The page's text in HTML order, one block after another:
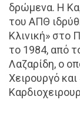
δρώμενα. Η
του ΑΠΘ
Κλινική» στο
το 1984, από
Λαζαρίδη, ο
Χειρουργό